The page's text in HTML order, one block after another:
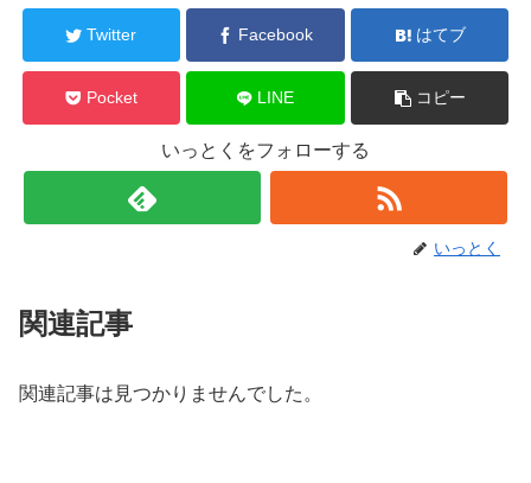
Twitter Facebook はてブ
Pocket LINE コピー
いっとくをフォローする
いっとく
関連記事
関連記事は見つかりませんでした。